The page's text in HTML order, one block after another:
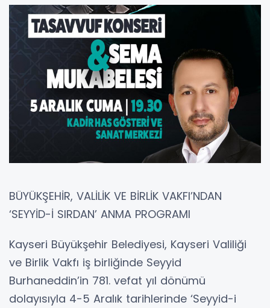
BÜYÜKŞEHİR, VALİLİK VE BİRLİK VAKFI’NDAN
‘SEYYİD-İ SIRDAN’ ANMA PROGRAMI
Kayseri Büyükşehir Belediyesi, Kayseri Valiliği
ve Birlik Vakfı iş birliğinde Seyyid
Burhaneddin’in 781. vefat yıl dönümü
dolayısıyla 4-5 Aralık tarihlerinde ‘Seyyid-i